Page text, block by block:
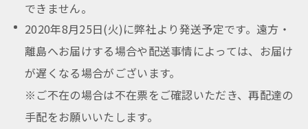
できません。
2020年8月25日(火)に弊社より発送予定です。遠方・
離島へお届けする場合や配送事情によっては、お届け
が遅くなる場合がございます。
※ご不在の場合は不在票をご確認いただき、再配達の
手配をお願いいたします。